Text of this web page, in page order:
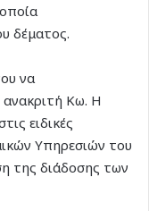
δέματος.
να
Κω. Η
ειδικές
Υπηρεσιών του
της διάδοσης των